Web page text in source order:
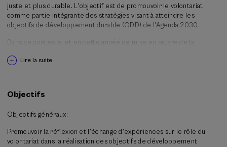
juste et plus durable. L'objectif est de promouvoir le volontariat
comme partie intégrante des stratégies visant à atteindre les
objectifs de développement durable (ODD) de l'Agenda 2030.
Dans ce contexte, et en cette année de mise en œuvre de la
basques d'activation citoyenne, Batekin (Araba), BizkaiaGara (Bizkaia)
et des réseaux engagés dans la transformation sociale par le biais du
volontariat. Cette rencontre se veut un espace de réflexion,
construction d'un avenir plus juste, durable et inclusif, en accord
avec les objectifs de développement durable (ODD) de l'Agenda
2030.
Lire la suite
Objectifs
Objectifs généraux:
Promouvoir la réflexion et l'échange d'expériences sur le rôle du
volontariat dans la réalisation des objectifs de développement